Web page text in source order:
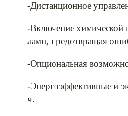
-Дистанционное
-Включение химической
ламп, предотвращая
-Опциональная
-Энергоэффективные и
ч.